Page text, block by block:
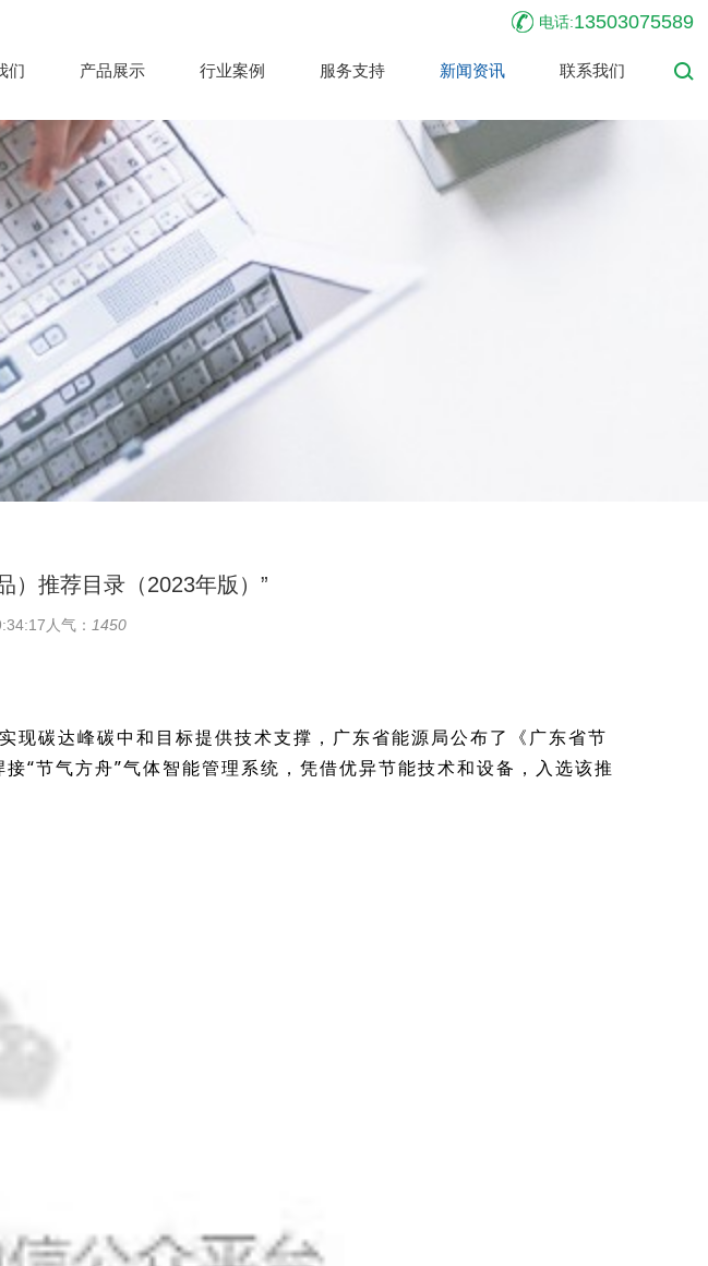
电话:13503075589
们 产品展示 行业案例 服务支持 新闻资讯 联系我们
）推荐目录（2023年版）”
人气： 1450
现碳达峰碳中和 目标提供技术支撑，广东省能源局公布了《广东省节
“节气方舟”气体智能管理系统，凭借优异节能技术和设备，入选该推